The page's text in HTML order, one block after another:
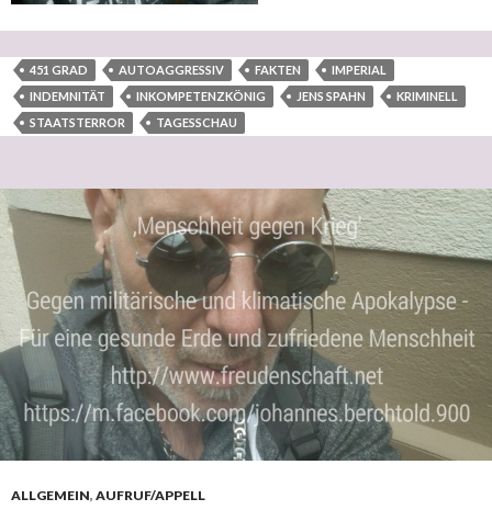
451 GRAD AUTOAGGRESSIV FAKTEN
IMPERIAL
INDEMNITÄT
INKOMPETENZKÖNIG JENS SPAHN
KRIMINELL
STAATSTERROR
TAGESSCHAU
ALLGEMEIN, AUFRUF/APPELL